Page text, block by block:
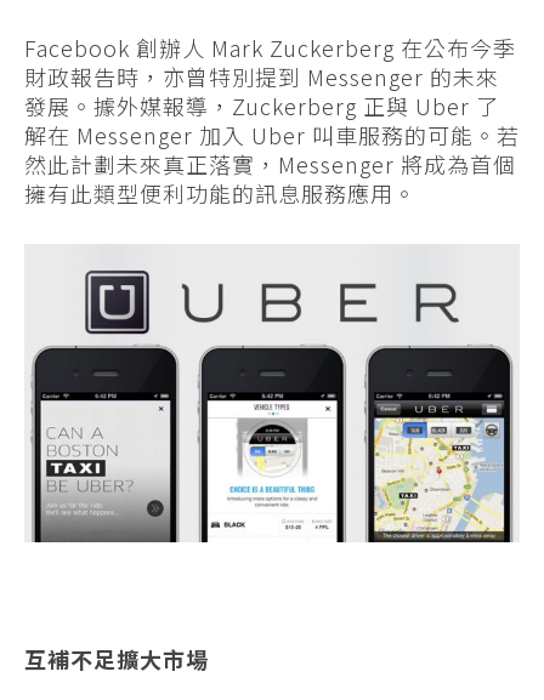
Facebook 創辦人 Mark Zuckerberg 在公布今季
財政報告時，亦曾特別提到 Messenger 的未來
發展。據外媒報導，Zuckerberg 正與 Uber 了
解在 Messenger 加入 Uber 叫車服務的可能。若
然此計劃未來真正落實，Messenger 將成為首個
擁有此類型便利功能的訊息服務應用。
互補不足擴大市場